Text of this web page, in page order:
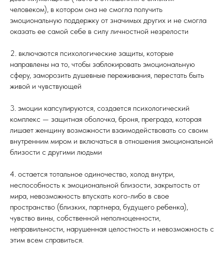
человеком), в котором она не смогла получить
эмоциональную поддержку от значимых других и не смогла
оказать ее самой себе в силу личностной незрелости
2. включаются психологические защиты, которые
направлены на то, чтобы заблокировать эмоциональную
сферу, заморозить душевные переживания, перестать быть
живой и чувствующей
3. эмоции капсулируются, создается психологический
комплекс — защитная оболочка, броня, преграда, которая
лишает женщину возможности взаимодействовать со своим
внутренним миром и включаться в отношения эмоциональной
близости с другими людьми
4. остается тотальное одиночество, холод внутри,
неспособность к эмоциональной близости, закрытость от
мира, невозможность впускать кого-либо в свое
пространство (близких, партнера, будущего ребенка),
чувство вины, собственной неполноценности,
неправильности, нарушенная целостность и невозможность с
этим всем справиться.